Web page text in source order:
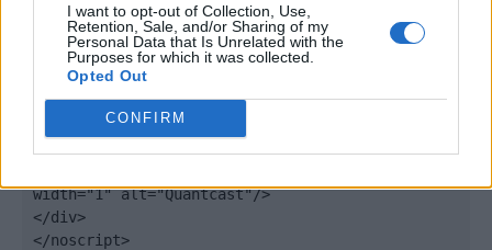
I want to opt-out of Collection, Use,
Retention, Sale, and/or Sharing of my
Personal Data that Is Unrelated with the
Purposes for which it was collected.
Opted Out
CONFIRM
uid:"__INSERT_EMAIL_HERE__"
</script>
<noscript>
<div style="display:none;">
width="1" alt="Quantcast"/>
</div>
</noscript>